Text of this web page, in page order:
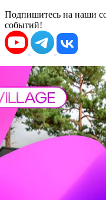
Подпишитесь на наши
событий!